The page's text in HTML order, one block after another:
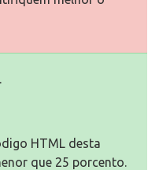
HTML desta
que 25 porcento.